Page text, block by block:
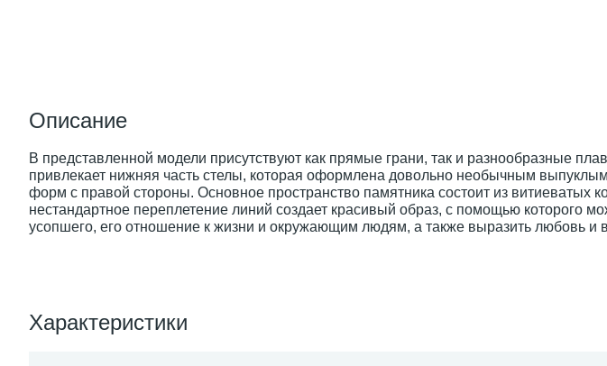
Описание
В представленной модели присутствуют как прямые грани, так и разнообразные
привлекает нижняя часть стелы, которая оформлена довольно необычным
форм с правой стороны. Основное пространство памятника состоит из витиеватых
нестандартное переплетение линий создает красивый образ, с помощью которого
усопшего, его отношение к жизни и окружающим людям, а также выразить любовь и
Характеристики